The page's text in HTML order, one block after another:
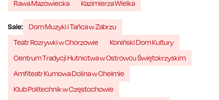
Rawa Mazowiecka
Kazimierza Wielka
Sale:
Dom Muzyki i Tańca w Zabrzu
Teatr Rozrywki w Chorzowie
Koniński Dom Kultury
Centrum Tradycji Hutnictwa w Ostrowcu Świętokrzyskim
Amfiteatr Kumowa Dolina w Chełmie
Klub Politechnik w Częstochowie